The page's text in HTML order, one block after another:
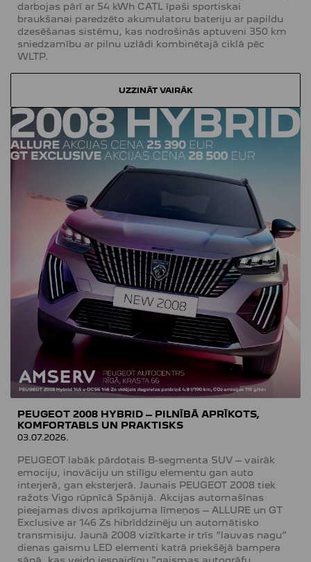
darbojas pārī ar 54 kWh CATL īpaši sportiskai
braukšanai paredzēto akumulatoru bateriju ar papildu
dzesēšanas sistēmu, kas nodrošinās aptuveni 350 km
sniedzamību ar pilnu uzlādi kombinētajā ciklā pēc
WLTP.
UZZINĀT VAIRĀK
PEUGEOT 2008 HYBRID – PILNĪBĀ APRĪKOTS,
KOMFORTABLS UN PRAKTISKS
03.07.2026.
PEUGEOT labāk pārdotais B-segmenta SUV – vairāk
emociju, inovāciju un stilīgu elementu gan auto
interjerā, gan eksterjerā. Jaunais PEUGEOT 2008 tiek
ražots Vigo rūpnīcā Spānijā. Akcijas automašīnas
pieejamas divos aprīkojuma līmeņos – ALLURE un GT
Exclusive ar 146 Zs hibrīddzinēju un automātisko
transmisiju. Jaunā 2008 vizītkarte ir trīs “lauvas nagu”
dienas gaismu LED elementi katrā priekšējā bampera